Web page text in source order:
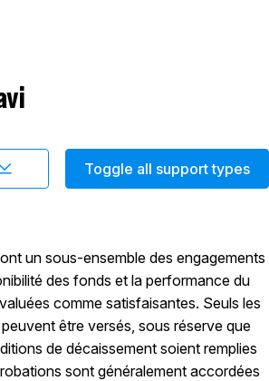
Toggle all support types
un sous-ensemble des engagements
des fonds et la performance du
comme satisfaisantes. Seuls les
être versés, sous réserve que
de décaissement soient remplies
sont généralement accordées